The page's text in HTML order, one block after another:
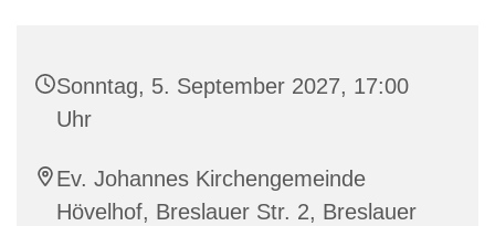
Sonntag, 5. September 2027, 17:00
Uhr
Ev. Johannes Kirchengemeinde
Hövelhof, Breslauer Str. 2, Breslauer